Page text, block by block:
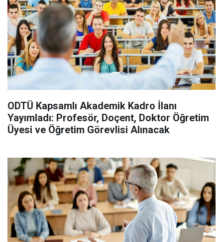
ODTÜ Kapsamlı Akademik Kadro İlanı
Yayımladı: Profesör, Doçent, Doktor Öğretim
Üyesi ve Öğretim Görevlisi Alınacak